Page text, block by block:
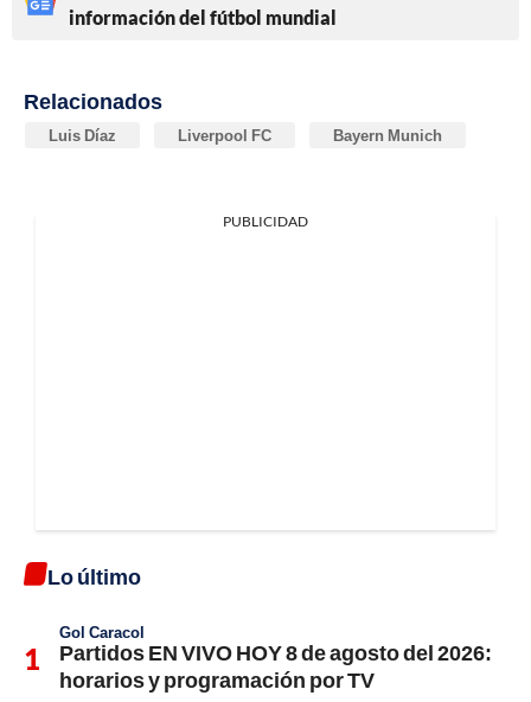
información del fútbol mundial
Relacionados
Luis Díaz Liverpool FC Bayern Munich
PUBLICIDAD
Lo último
Gol Caracol
Partidos EN VIVO HOY 8 de agosto del 2026:
horarios y programación por TV